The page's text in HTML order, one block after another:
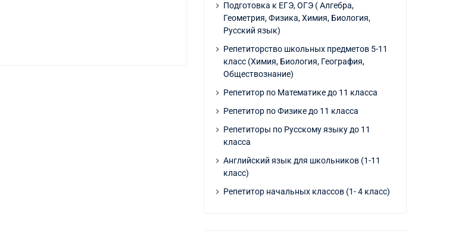
Подготовка к ЕГЭ, ОГЭ ( Алгебра,
Геометрия, Физика, Химия, Биология,
Русский язык)
Репетиторство школьных предметов 5-11
класс (Химия, Биология, География,
Обществознание)
Репетитор по Математике до 11 класса
Репетитор по Физике до 11 класса
Репетиторы по Русскому языку до 11
класса
Английский язык для школьников (1-11
класс)
Репетитор начальных классов (1- 4 класс)